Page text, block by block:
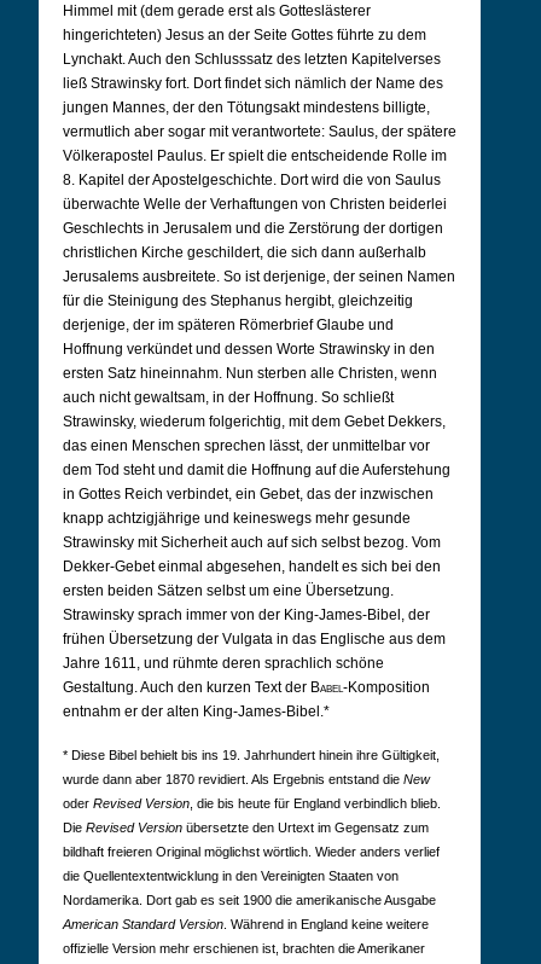
Himmel mit (dem gerade erst als Gotteslästerer
hingerichteten) Jesus an der Seite Gottes führte zu dem
Lynchakt. Auch den Schlusssatz des letzten Kapitelverses
ließ Strawinsky fort. Dort findet sich nämlich der Name des
jungen Mannes, der den Tötungsakt mindestens billigte,
vermutlich aber sogar mit verantwortete: Saulus, der spätere
Völkerapostel Paulus. Er spielt die entscheidende Rolle im
8. Kapitel der Apostelgeschichte. Dort wird die von Saulus
überwachte Welle der Verhaftungen von Christen beiderlei
Geschlechts in Jerusalem und die Zerstörung der dortigen
christlichen Kirche geschildert, die sich dann außerhalb
Jerusalems ausbreitete. So ist derjenige, der seinen Namen
für die Steinigung des Stephanus hergibt, gleichzeitig
derjenige, der im späteren Römerbrief Glaube und
Hoffnung verkündet und dessen Worte Strawinsky in den
ersten Satz hineinnahm. Nun sterben alle Christen, wenn
auch nicht gewaltsam, in der Hoffnung. So schließt
Strawinsky, wiederum folgerichtig, mit dem Gebet Dekkers,
das einen Menschen sprechen lässt, der unmittelbar vor
dem Tod steht und damit die Hoffnung auf die Auferstehung
in Gottes Reich verbindet, ein Gebet, das der inzwischen
knapp achtzigjährige und keineswegs mehr gesunde
Strawinsky mit Sicherheit auch auf sich selbst bezog. Vom
Dekker-Gebet einmal abgesehen, handelt es sich bei den
ersten beiden Sätzen selbst um eine Übersetzung.
Strawinsky sprach immer von der King-James-Bibel, der
frühen Übersetzung der Vulgata in das Englische aus dem
Jahre 1611, und rühmte deren sprachlich schöne
Gestaltung. Auch den kurzen Text der Babel-Komposition
entnahm er der alten King-James-Bibel.*
* Diese Bibel behielt bis ins 19. Jahrhundert hinein ihre Gültigkeit,
wurde dann aber 1870 revidiert. Als Ergebnis entstand die New
oder Revised Version , die bis heute für England verbindlich blieb.
Die Revised Version übersetzte den Urtext im Gegensatz zum
bildhaft freieren Original möglichst wörtlich. Wieder anders verlief
die Quellentextentwicklung in den Vereinigten Staaten von
Nordamerika. Dort gab es seit 1900 die amerikanische Ausgabe
American Standard Version . Während in England keine weitere
offizielle Version mehr erschienen ist, brachten die Amerikaner